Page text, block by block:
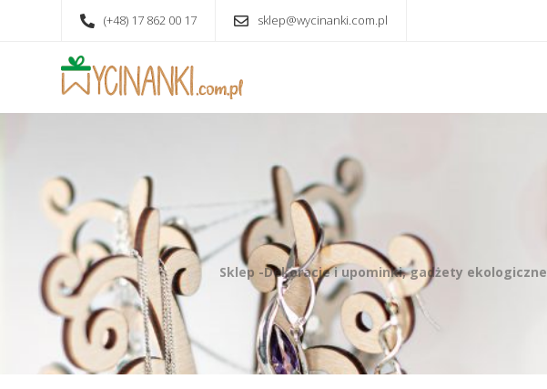
(+48) 17 862 00 17 sklep@wycinanki.com.pl
Sklep -Dekoracje i upominki, gadżety ekologiczne